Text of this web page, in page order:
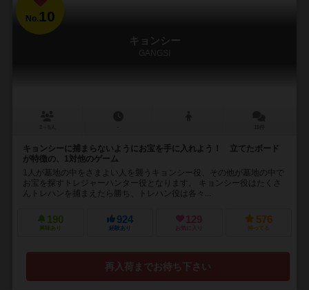
No. 10
キョンシー
GANGSI
キョンシーに捕まらないようにお宝を手に入れよう！ 立てたボード
が特徴の、1対他のゲーム
1人が墓地の中をさまよい人を襲うキョンシー役、その他が墓地の中で
お宝を探すトレジャーハンター役となります。 キョンシー役はたくさ
んトレハンを捕まえたら勝ち、トレハン役は各々...
190
興味あり
924
経験あり
129
お気に入り
576
持ってる
再入荷までお待ち下さい